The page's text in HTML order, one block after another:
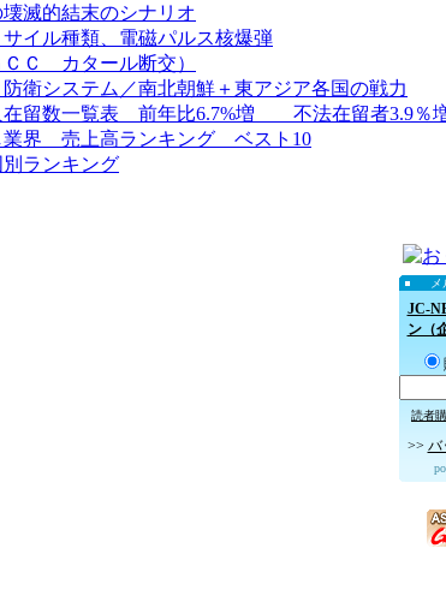
滅的結末のシナリオ
イル種類、電磁パルス核爆弾
Ｃ カタール断交）
衛システム／南北朝鮮＋東アジア各国の戦力
在留数一覧表 前年比6.7%増 不法在留者3.9％
業界 売上高ランキング ベスト10
ランキング
JC-
ン（
読者
>> バ